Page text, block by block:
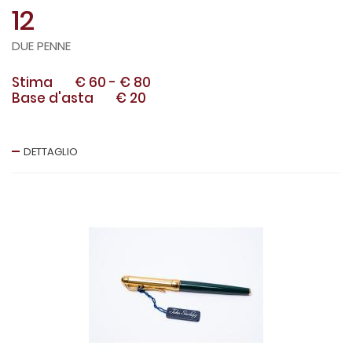
12
DUE PENNE
Stima € 60 - € 80
Base d'asta
€ 20
DETTAGLIO